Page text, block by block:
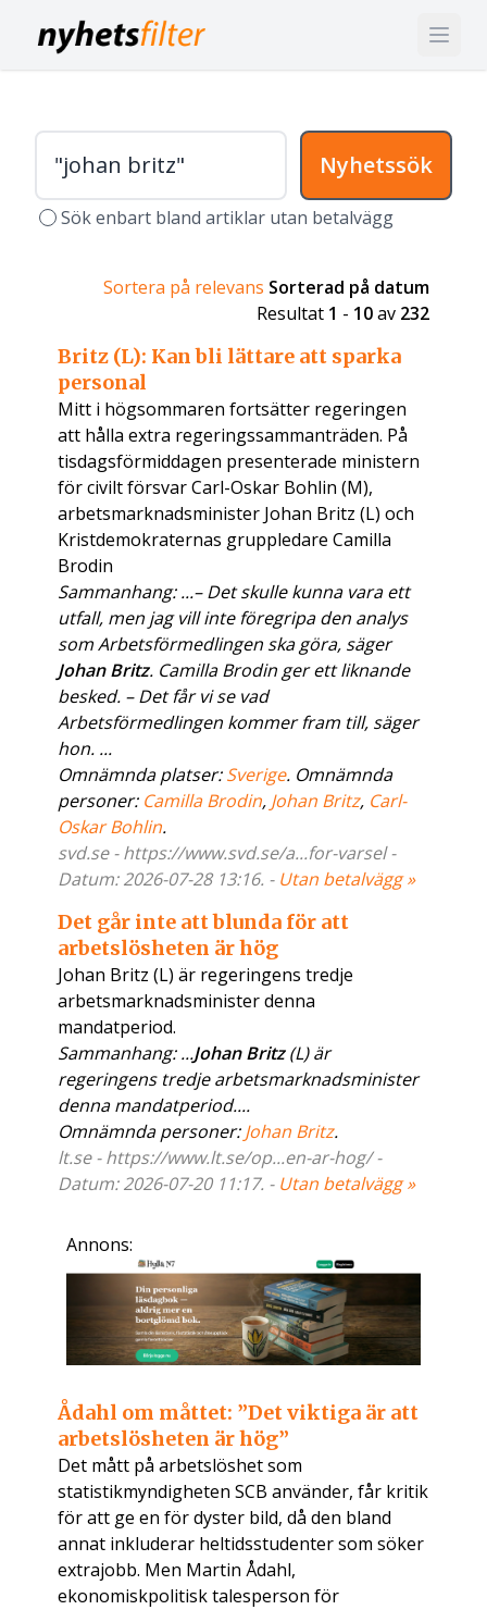
Nyhetssök
Sök enbart bland artiklar utan betalvägg
Sortera på relevans Sorterad på datum
Resultat 1 - 10av 232
Britz (L): Kan bli lättare att sparka
personal
Mitt i högsommaren fortsätter regeringen
att hålla extra regeringssammanträden. På
tisdagsförmiddagen presenterade ministern
för civilt försvar Carl-Oskar Bohlin (M),
arbetsmarknadsminister Johan Britz (L) och
Kristdemokraternas gruppledare Camilla
Brodin
Sammanhang: ...– Det skulle kunna vara ett
utfall, men jag vill inte föregripa den analys
som Arbetsförmedlingen ska göra, säger
Johan Britz. Camilla Brodin ger ett liknande
besked. – Det får vi se vad
Arbetsförmedlingen kommer fram till, säger
hon. ...
Omnämnda platser:Sverige. Omnämnda
personer: Camilla Brodin, Johan Britz, Carl-
Oskar Bohlin.
svd.se - https://www.svd.se/a...for-varsel -
Datum: 2026-07-28 13:16. - Utan betalvägg »
Det går inte att blunda för att
arbetslösheten är hög
Johan Britz (L) är regeringens tredje
arbetsmarknadsminister denna
mandatperiod.
Sammanhang: ...Johan Britz(L) är
regeringens tredje arbetsmarknadsminister
denna mandatperiod....
Omnämnda personer:Johan Britz.
lt.se - https://www.lt.se/op...en-ar-hog/ -
Datum: 2026-07-20 11:17. - Utan betalvägg »
Annons:
Ådahl om måttet: ”Det viktiga är att
arbetslösheten är hög”
Det mått på arbetslöshet som
statistikmyndigheten SCB använder, får kritik
för att ge en för dyster bild, då den bland
annat inkluderar heltidsstudenter som söker
extrajobb. Men Martin Ådahl,
ekonomiskpolitisk talesperson för